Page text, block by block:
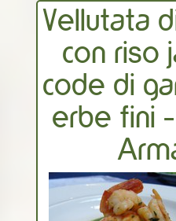
Vellutata
con riso
code di
erbe fini